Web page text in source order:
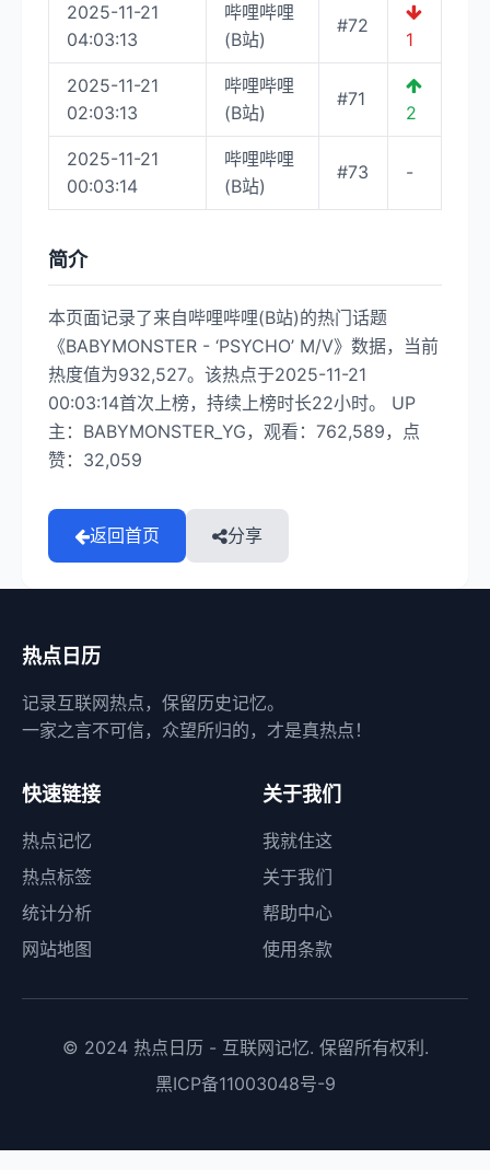
2025-11-21
04:03:13
哔哩哔哩
(B站)
#72
1
2025-11-21
02:03:13
哔哩哔哩
(B站)
#71
2
2025-11-21
00:03:14
哔哩哔哩
(B站)
#73 -
简介
本页面记录了来自哔哩哔哩(B站)的热门话题
《BABYMONSTER - ‘PSYCHO’ M/V》数据，当前
热度值为932,527。该热点于2025-11-21
00:03:14首次上榜，持续上榜时长22小时。 UP
主：BABYMONSTER_YG，观看：762,589，点
赞：32,059
返回首页 分享
热点日历
记录互联网热点，保留历史记忆。
一家之言不可信，众望所归的，才是真热点！
快速链接
热点记忆
热点标签
统计分析
网站地图
关于我们
我就住这
关于我们
帮助中心
使用条款
© 2024 热点日历 - 互联网记忆. 保留所有权利.
黑ICP备11003048号-9